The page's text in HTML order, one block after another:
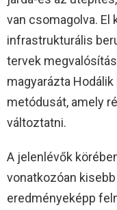
van csomagolva. El
infrastrukturális
tervek
magyarázta
metódusát, amely
változtatni.
A jelenlévők
vonatkozóan
eredményeképp